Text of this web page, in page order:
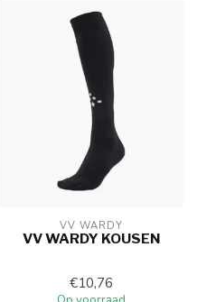
VV WARDY
VV WARDY KOUSEN
€10,76